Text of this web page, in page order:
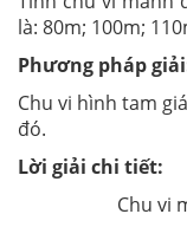
là: 80m; 100m;
Phương pháp
Chu vi hình tam
đó.
Lời giải chi tiết:
Chu vi